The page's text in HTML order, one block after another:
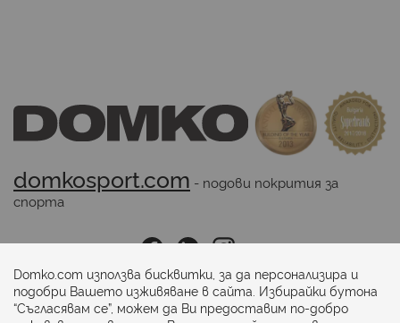
domkosport.com - подови покрития за
спорта
Последвайте ни:
Domko.com използва бисквитки, за да персонализира и
подобри Вашето изживяване в сайта. Избирайки бутона
“Съгласявам се”, можем да Ви предоставим по-добро